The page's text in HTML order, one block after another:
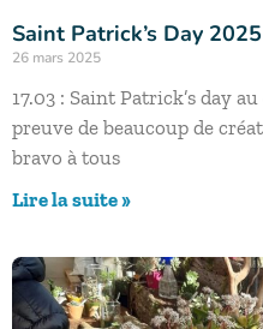
Saint Patrick’s Day 2025
26 mars 2025
17.03 : Saint Patrick’s day
preuve de beaucoup de
bravo à tous
Lire la suite »